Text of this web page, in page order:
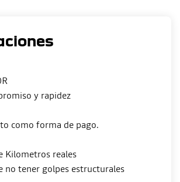
y rapidez
como forma de pago.
Kilometros reales
no tener golpes estructurales